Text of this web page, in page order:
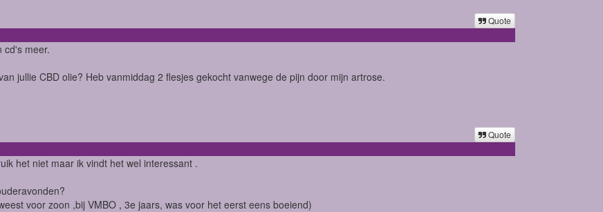
Quote
cd's meer.
jullie CBD olie? Heb vanmiddag 2 flesjes gekocht vanwege de pijn door mijn artrose.
Quote
het niet maar ik vindt het wel interessant .
voor zoon ,bij VMBO , 3e jaars, was voor het eerst eens boeiend)